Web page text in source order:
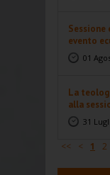
Sessione
evento
01
La
alla
31
<< < 1 2